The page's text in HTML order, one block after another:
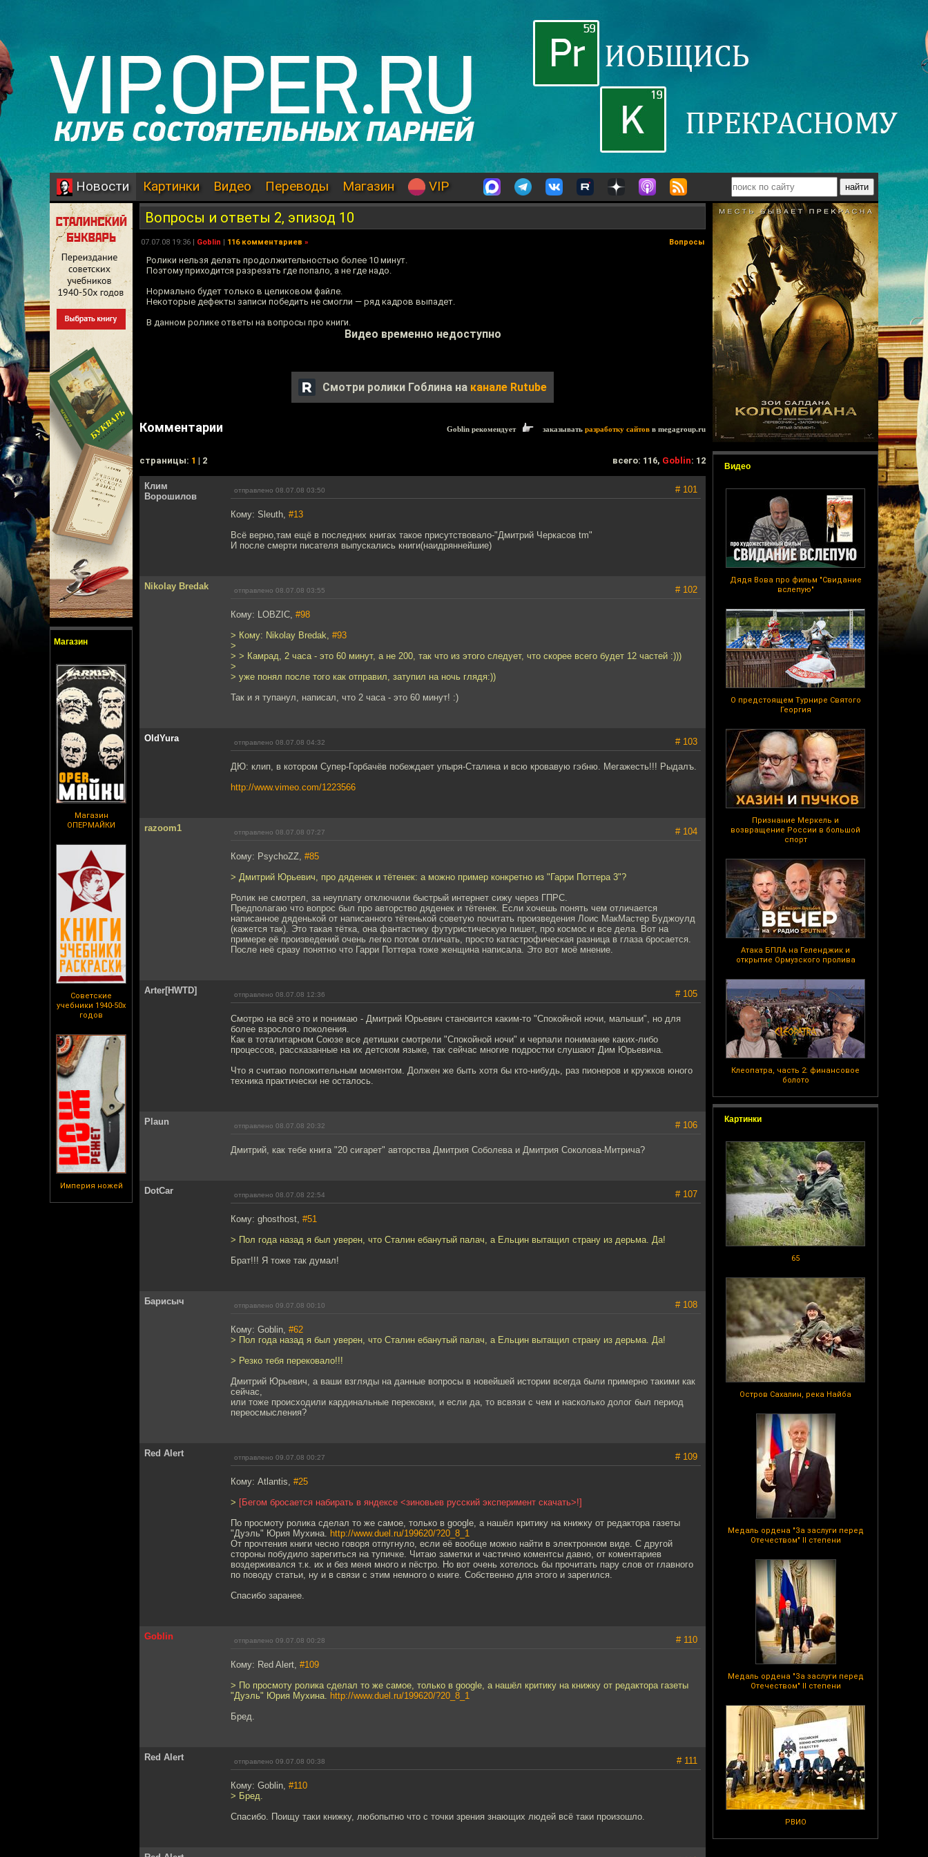
Новости Картинки Видео Переводы Магазин VIP
Магазин
Магазин
ОПЕРМАЙКИ
Советские
учебники 1940-50х
годов
Империя ножей
Видео
Дядя Вова про фильм "Свидание
вслепую"
О предстоящем Турнире Святого
Георгия
Признание Меркель и
возвращение России в большой
спорт
Атака БПЛА на Геленджик и
открытие Ормузского пролива
Клеопатра, часть 2: финансовое
болото
Картинки
65
Остров Сахалин, река Найба
Медаль ордена "За заслуги перед
Отечеством" II степени
Медаль ордена "За заслуги перед
Отечеством" II степени
РВИО
Вопросы и ответы 2, эпизод 10
07.07.08 19:36 | Goblin | 116 комментариев » Вопросы
Ролики нельзя делать продолжительностью более 10 минут.
Поэтому приходится разрезать где попало, а не где надо.
Нормально будет только в целиковом файле.
Некоторые дефекты записи победить не смогли — ряд кадров выпадет.
В данном ролике ответы на вопросы про книги.
Видео временно недоступно
Смотри ролики Гоблина на канале Rutube
Комментарии Goblin рекомендует заказывать разработку сайтов в megagroup.ru
cтраницы: 1 | 2 всего: 116, Goblin: 12
Клим
Ворошилов
отправлено 08.07.08 03:50 # 101
Кому: Sleuth, #13
Всё верно,там ещё в последних книгах такое присутствовало-"Дмитрий Черкасов tm"
И после смерти писателя выпускались книги(наидряннейшие)
Nikolay Bredak отправлено 08.07.08 03:55 # 102
Кому: LOBZIC, #98
> Кому: Nikolay Bredak, #93
>
> > Камрад, 2 часа - это 60 минут, а не 200, так что из этого следует, что скорее всего будет 12 частей :)))
>
> уже понял после того как отправил, затупил на ночь глядя:))
Так и я тупанул, написал, что 2 часа - это 60 минут! :)
OldYura отправлено 08.07.08 04:32 # 103
ДЮ: клип, в котором Супер-Горбачёв побеждает упыря-Сталина и всю кровавую гэбню. Мегажесть!!! Рыдалъ.
http://www.vimeo.com/1223566
razoom1 отправлено 08.07.08 07:27 # 104
Кому: PsychoZZ, #85
> Дмитрий Юрьевич, про дяденек и тётенек: а можно пример конкретно из "Гарри Поттера 3"?
Ролик не смотрел, за неуплату отключили быстрый интернет сижу через ГПРС.
Предполагаю что вопрос был про авторство дяденек и тётенек. Если хочешь понять чем отличается
написанное дяденькой от написанного тётенькой советую почитать произведения Лоис МакМастер Буджоулд
(кажется так). Это такая тётка, она фантастику футуристическую пишет, про космос и все дела. Вот на
примере её произведений очень легко потом отличать, просто катастрофическая разница в глаза бросается.
После неё сразу понятно что Гарри Поттера тоже женщина написала. Это вот моё мнение.
Arter[HWTD] отправлено 08.07.08 12:36 # 105
Смотрю на всё это и понимаю - Дмитрий Юрьевич становится каким-то "Спокойной ночи, малыши", но для
более взрослого поколения.
Как в тоталитарном Союзе все детишки смотрели "Спокойной ночи" и черпали понимание каких-либо
процессов, рассказанные на их детском языке, так сейчас многие подростки слушают Дим Юрьевича.
Что я считаю положительным моментом. Должен же быть хотя бы кто-нибудь, раз пионеров и кружков юного
техника практически не осталось.
Plaun отправлено 08.07.08 20:32 # 106
Дмитрий, как тебе книга "20 сигарет" авторства Дмитрия Соболева и Дмитрия Соколова-Митрича?
DotCar отправлено 08.07.08 22:54 # 107
Кому: ghosthost, #51
> Пол года назад я был уверен, что Сталин ебанутый палач, а Ельцин вытащил страну из дерьма. Да!
Брат!!! Я тоже так думал!
Барисыч отправлено 09.07.08 00:10 # 108
Кому: Goblin, #62
> Пол года назад я был уверен, что Сталин ебанутый палач, а Ельцин вытащил страну из дерьма. Да!
> Резко тебя перековало!!!
Дмитрий Юрьевич, а ваши взгляды на данные вопросы в новейшей истории всегда были примерно такими как
сейчас,
или тоже происходили кардинальные перековки, и если да, то всвязи с чем и насколько долог был период
переосмысления?
Red Alert отправлено 09.07.08 00:27 # 109
Кому: Atlantis, #25
> [Бегом бросается набирать в яндексе <зиновьев русский эксперимент скачать>!]
По просмоту ролика сделал то же самое, только в google, а нашёл критику на книжку от редактора газеты
"Дуэль" Юрия Мухина. http://www.duel.ru/199620/?20_8_1
От прочтения книги чесно говоря отпугнуло, если её вообще можно найти в электронном виде. С другой
стороны побудило зарегиться на тупичке. Читаю заметки и частично коментсы давно, от коментариев
воздерживался т.к. их и без меня много и пёстро. Но вот очень хотелось бы прочитать пару слов от главного
по поводу статьи, ну и в связи с этим немного о книге. Собственно для этого и зарегился.
Спасибо заранее.
Goblin отправлено 09.07.08 00:28 # 110
Кому: Red Alert, #109
> По просмоту ролика сделал то же самое, только в google, а нашёл критику на книжку от редактора газеты
"Дуэль" Юрия Мухина. http://www.duel.ru/199620/?20_8_1
Бред.
Red Alert отправлено 09.07.08 00:38 # 111
Кому: Goblin, #110
> Бред.
Спасибо. Поищу таки книжку, любопытно что с точки зрения знающих людей всё таки произошло.